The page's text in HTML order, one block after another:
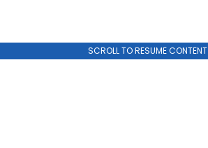
SCROLL TO RESUME CONTENT